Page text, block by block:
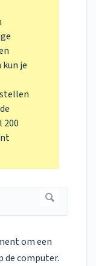
je
200
om een
de computer.